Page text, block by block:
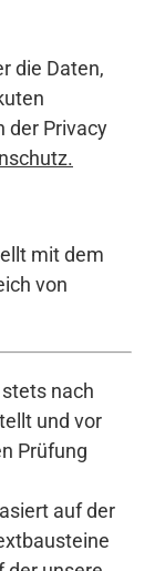
die Daten,
der Privacy
.
mit dem
von
nach
und vor
Prüfung
auf der